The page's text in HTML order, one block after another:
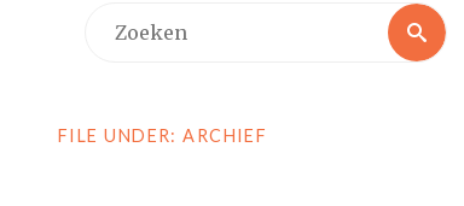
Zoeken
FILE UNDER: ARCHIEF